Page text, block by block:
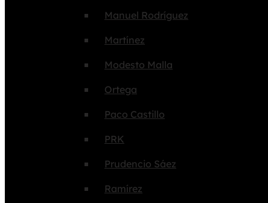
Manuel Rodríguez
Martínez
Modesto Malla
Ortega
Paco Castillo
PRK
Prudencio Sáez
Ramírez